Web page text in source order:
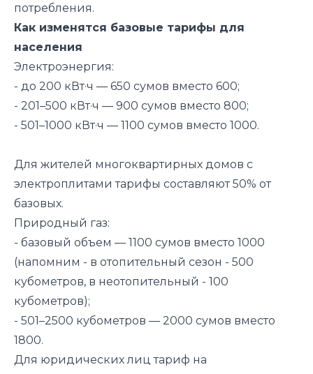
потребления.
Как изменятся базовые тарифы для
населения
Электроэнергия:
- до 200 кВт·ч — 650 сумов вместо 600;
- 201–500 кВт·ч — 900 сумов вместо 800;
- 501–1000 кВт·ч — 1100 сумов вместо 1000.
Для жителей многоквартирных домов с
электроплитами тарифы составляют 50% от
базовых.
Природный газ:
- базовый объем — 1100 сумов вместо 1000
(напомним - в отопительный сезон - 500
кубометров, в неотопительный - 100
кубометров);
- 501–2500 кубометров — 2000 сумов вместо
1800.
Для юридических лиц тариф на